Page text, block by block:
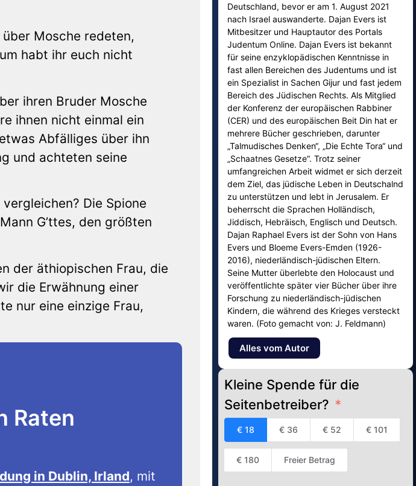
Mosche redeten,
habt ihr euch nicht
ihren Bruder Mosche
ihnen nicht einmal ein
Abfälliges über ihn
und achteten seine
Die Spione
G’ttes, den größten
der äthiopischen Frau, die
die Erwähnung einer
nur eine einzige Frau,
Raten
in Dublin, Irland, mit
Deutschland, bevor er am 1. August 2021
nach Israel auswanderte. Dajan Evers ist
Mitbesitzer und Hauptautor des Portals
Judentum Online. Dajan Evers ist bekannt
für seine enzyklopädischen Kenntnisse in
fast allen Bereichen des Judentums und ist
ein Spezialist in Sachen Gijur und fast jedem
Bereich des Jüdischen Rechts. Als Mitglied
der Konferenz der europäischen Rabbiner
(CER) und des europäischen Beit Din hat er
mehrere Bücher geschrieben, darunter
„Talmudisches Denken“, „Die Echte Tora“ und
„Schaatnes Gesetze“. Trotz seiner
umfangreichen Arbeit widmet er sich derzeit
dem Ziel, das jüdische Leben in Deutschalnd
zu unterstützen und lebt in Jerusalem. Er
beherrscht die Sprachen Holländisch,
Jiddisch, Hebräisch, Englisch und Deutsch.
Dajan Raphael Evers ist der Sohn von Hans
Evers und Bloeme Evers-Emden (1926-
2016), niederländisch-jüdischen Eltern.
Seine Mutter überlebte den Holocaust und
veröffentlichte später vier Bücher über ihre
Forschung zu niederländisch-jüdischen
Kindern, die während des Krieges versteckt
waren. (Foto gemacht von: J. Feldmann)
Alles vom Autor
Kleine Spende für die
Seitenbetreiber?
€ 18 € 36 € 52 € 101
€ 180 Freier Betrag